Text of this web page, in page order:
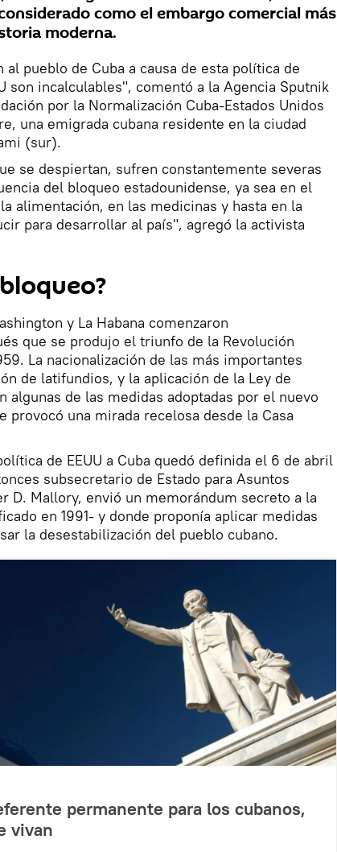
como el embargo comercial más
moderna.
al pueblo de Cuba a causa de esta política de
son incalculables", comentó a la Agencia Sputnik
por la Normalización Cuba-Estados Unidos
una emigrada cubana residente en la ciudad
(sur).
se despiertan, sufren constantemente severas
del bloqueo estadounidense, ya sea en el
alimentación, en las medicinas y hasta en la
para desarrollar al país", agregó la activista
y La Habana comenzaron
que se produjo el triunfo de la Revolución
La nacionalización de las más importantes
de latifundios, y la aplicación de la Ley de
algunas de las medidas adoptadas por el nuevo
provocó una mirada recelosa desde la Casa
de EEUU a Cuba quedó definida el 6 de abril
subsecretario de Estado para Asuntos
D. Mallory, envió un memorándum secreto a la
en 1991- y donde proponía aplicar medidas
la desestabilización del pueblo cubano.
permanente para los cubanos,
vivan